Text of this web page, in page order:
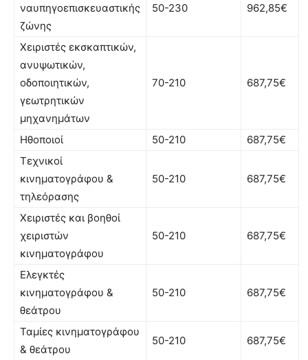
ναυπηγοεπισκευαστικής
ζώνης
50-230 962,85€
Χειριστές εκσκαπτικών,
ανυψωτικών,
οδοποιητικών,
γεωτρητικών
μηχανημάτων
70-210 687,75€
Ηθοποιοί 50-210
687,75€
Τεχνικοί
κινηματογράφου &
τηλεόρασης
50-210 687,75€
Χειριστές και βοηθοί
χειριστών
κινηματογράφου
50-210 687,75€
Ελεγκτές
κινηματογράφου &
θεάτρου
50-210 687,75€
Ταμίες κινηματογράφου
& θεάτρου
50-210 687,75€